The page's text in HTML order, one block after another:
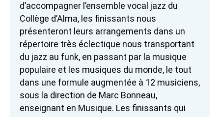
d’accompagner l’ensemble vocal jazz du
Collège d’Alma, les finissants nous
présenteront leurs arrangements dans un
répertoire très éclectique nous transportant
du jazz au funk, en passant par la musique
populaire et les musiques du monde, le tout
dans une formule augmentée à 12 musiciens,
sous la direction de Marc Bonneau,
enseignant en Musique. Les finissants qui